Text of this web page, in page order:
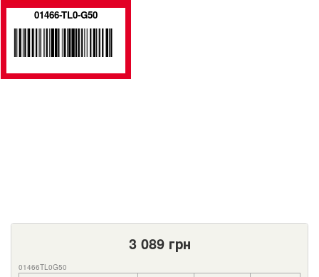
01466-TL0-G50
3 089грн
01466TL0G50